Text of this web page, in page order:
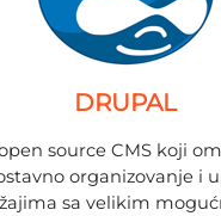
DRUPAL
source CMS koji
organizovanje i
sa velikim